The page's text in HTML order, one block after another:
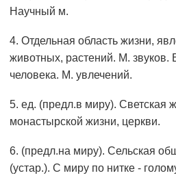
Научный м.
4. Отдельная область жизни,
животных, растений. М. звуков.
человека. М. увлечений.
5. ед. (предл.в миру). Светская
монастырской жизни, церкви.
6. (предл.на миру). Сельская
(устар.). С миру по нитке -